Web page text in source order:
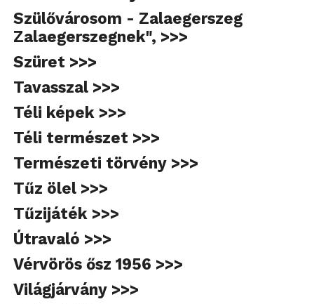
Szülővárosom - Zalaegerszeg
Zalaegerszegnek", >>>
Szüret >>>
Tavasszal >>>
Téli képek >>>
Téli természet >>>
Természeti törvény >>>
Tűz ölel >>>
Tűzijáték >>>
Útravaló >>>
Vérvörös ősz 1956 >>>
Világjárvány >>>